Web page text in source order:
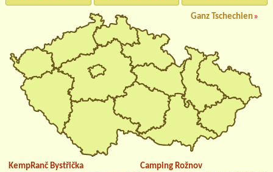
Ganz Tschechien»
KempRanč Bystřička Camping Rožnov